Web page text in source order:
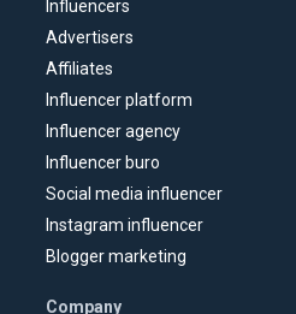
Influencers
Advertisers
Affiliates
Influencer platform
Influencer agency
Influencer buro
Social media influencer
Instagram influencer
Blogger marketing
Company